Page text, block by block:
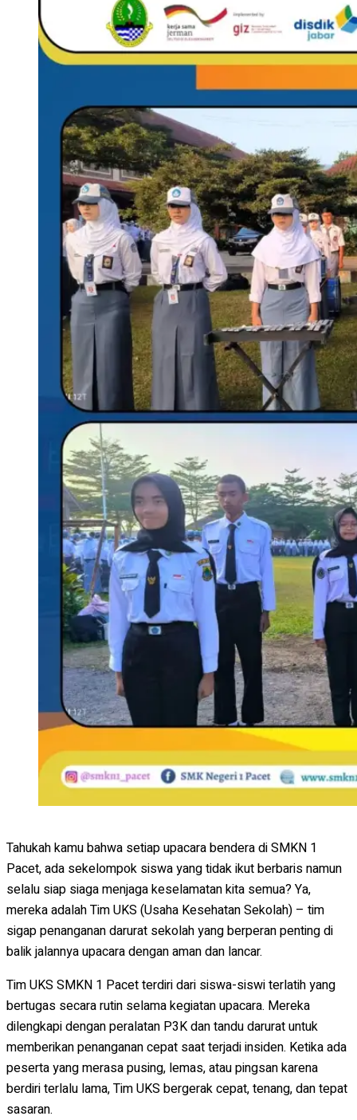
Tahukah kamu bahwa setiap upacara bendera di SMKN 1
Pacet, ada sekelompok siswa yang tidak ikut berbaris namun
selalu siap siaga menjaga keselamatan kita semua? Ya,
mereka adalah Tim UKS (Usaha Kesehatan Sekolah) – tim
sigap penanganan darurat sekolah yang berperan penting di
balik jalannya upacara dengan aman dan lancar.
Tim UKS SMKN 1 Pacet terdiri dari siswa-siswi terlatih yang
bertugas secara rutin selama kegiatan upacara. Mereka
dilengkapi dengan peralatan P3K dan tandu darurat untuk
memberikan penanganan cepat saat terjadi insiden. Ketika ada
peserta yang merasa pusing, lemas, atau pingsan karena
berdiri terlalu lama, Tim UKS bergerak cepat, tenang, dan tepat
sasaran.